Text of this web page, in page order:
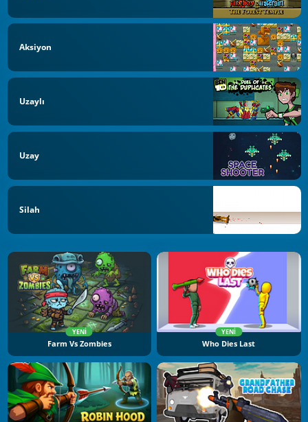
Aksiyon
Uzaylı
Uzay
Silah
YENI
Farm Vs Zombies
YENI
Who Dies Last